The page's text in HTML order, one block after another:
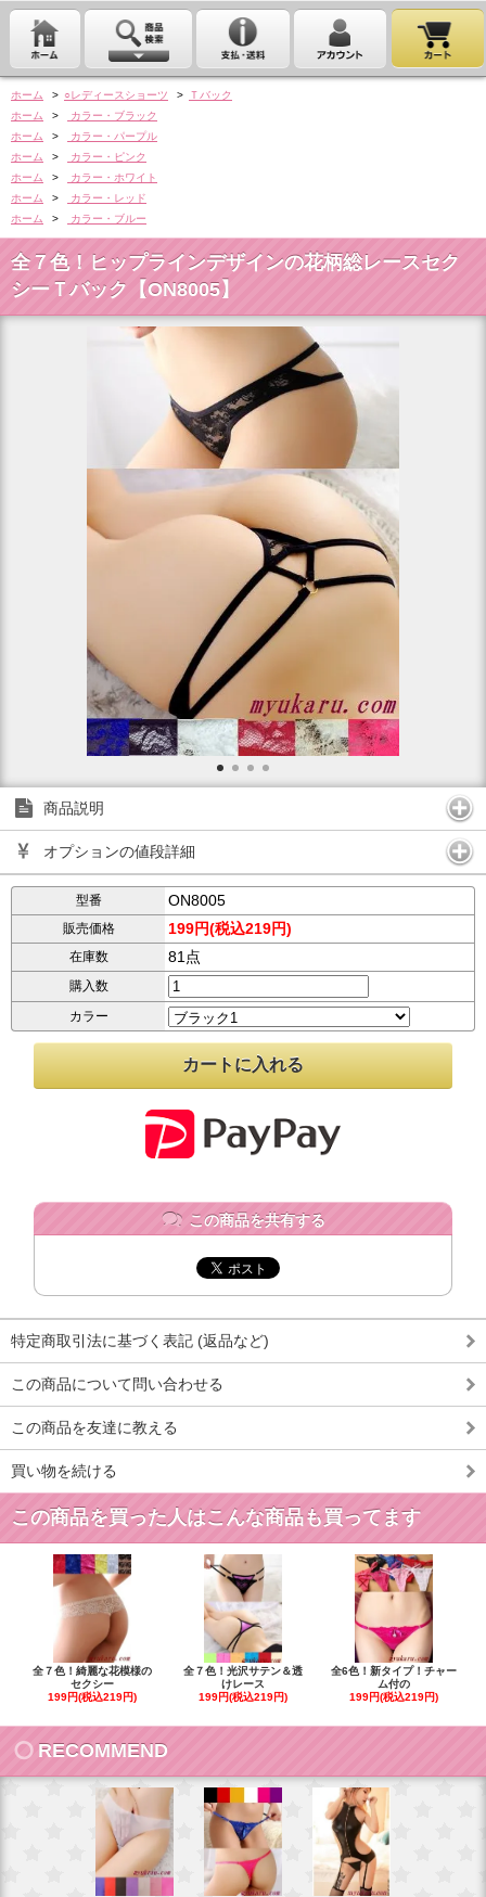
ホーム > ○レディースショーツ >
Ｔバック
ホーム
>
カラー・ブラック
ホーム
>
カラー・パープル
ホーム
>
カラー・ピンク
ホーム
>
カラー・ホワイト
ホーム
>
カラー・レッド
ホーム
> カラー・ブルー
全７色！ヒップラインデザインの花柄総レースセク
シーＴバック【ON8005】
商品説明
オプションの値段詳細
型番 ON8005
販売価格 199円(税込219円)
在庫数 81点
購入数
カラー
この商品を共有する
特定商取引法に基づく表記 (返品など)
この商品について問い合わせる
この商品を友達に教える
買い物を続ける
この商品を買った人はこんな商品も買ってます
全７色！綺麗な花模様の
セクシー
199円(税込219円)
全７色！光沢サテン＆透
けレース
199円(税込219円)
全6色！新タイプ！チャー
ム付の
199円(税込219円)
RECOMMEND